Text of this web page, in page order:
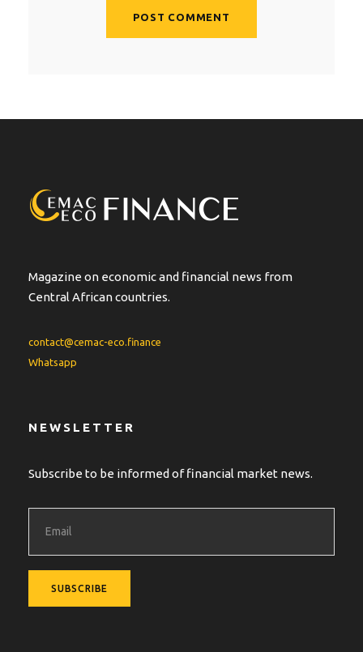
i
Magazine on economic and financial news from
Central African countries.
contact@cemac-eco.finance
Whatsapp
NEWSLETTER
Subscribe to be informed of financial market news.